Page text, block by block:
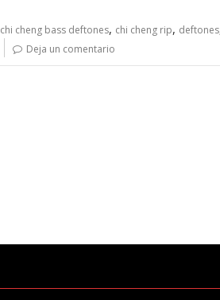
chi cheng bass deftones, chi cheng rip, deftones
Deja un comentario